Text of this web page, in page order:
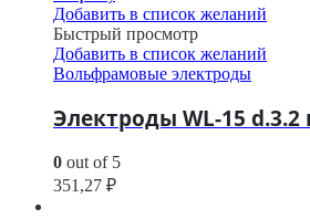
Добавить в список желаний
Быстрый просмотр
Добавить в список желаний
Вольфрамовые электроды
Электроды WL-15
0 out of 5
351,27 ₽